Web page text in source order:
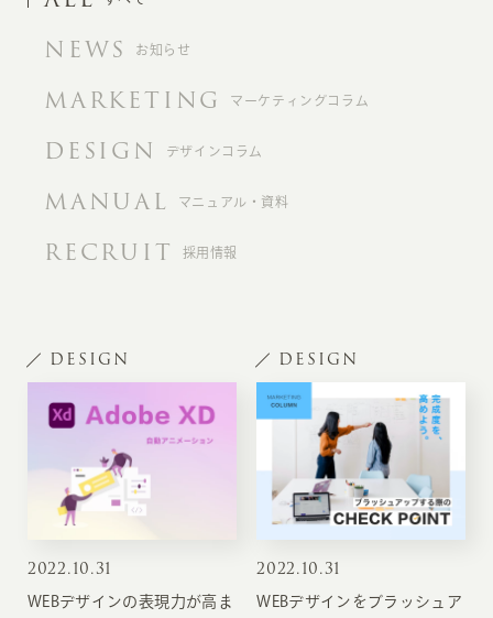
NEWS お知らせ
MARKETING マーケティングコラム
DESIGN デザインコラム
MANUAL マニュアル・資料
RECRUIT 採用情報
DESIGN
2022.10.31
WEBデザインの表現力が高ま
DESIGN
2022.10.31
WEBデザインをブラッシュア